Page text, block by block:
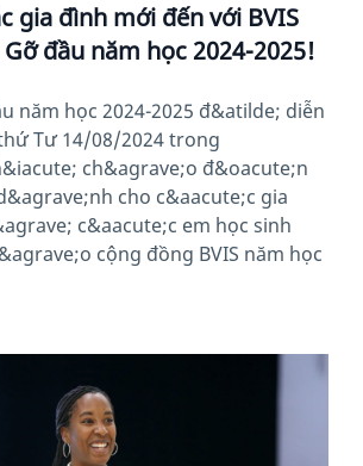
gia đình mới đến với BVIS
đầu năm học 2024-2025!
năm học 2024-2025 đ&atilde; diễn
Tư 14/08/2024 trong
ch&agrave;o đ&oacute;n
cho c&aacute;c gia
c&aacute;c em học sinh
cộng đồng BVIS năm học